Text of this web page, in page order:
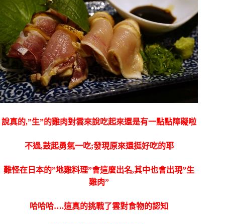
說真的,”生”的雞肉對雲來說吃起來還是有一點點障礙啦
不過,鼓起勇氣一吃;發現原來還挺好吃的耶
難怪在日本的”地雞料理”會這麼出名,其中也會出現”生
雞肉”
哈哈哈….這真的挑戰了雲對食物的認知